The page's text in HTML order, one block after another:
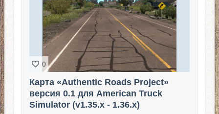
0
Карта «Authentic Roads Project»
версия 0.1 для American Truck
Simulator (v1.35.x - 1.36.x)